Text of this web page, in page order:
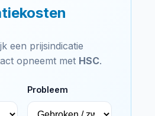
een prijsindicatie
opneemt met HSC.
Probleem